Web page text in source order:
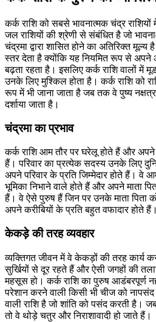
कर्क राशि को सबसे भावनात्मक चंद्र
जल राशियों की श्रेणी से संबंधित है जो
चंद्रमा द्वारा शासित होने का अतिरिक्त
स्तर देता है क्योंकि यह नियमित रूप से
बढ़ता रहता है। इसलिए कर्क राशि वालों में
उनके लिए मुश्किल होता है। कर्क राशि को
रूप में भी जाना जाता है जब तक वे पुष्य
दर्शाया जाता है।
चंद्रमा का प्रभाव
कर्क राशि आम तौर पर घरेलू होते हैं और अपने
हैं। परिवार का प्रत्येक सदस्य उनके लिए
अपने परिवार के प्रति जिम्मेदार होते हैं। वे
भूमिका निभाने वाले होते हैं और अपने माता
हैं। वे ऐसे पुरुष हैं जिन पर उनके माता पिता
अपने करीबियों के प्रति बहुत वफादार होते हैं।
केकड़े की तरह व्यवहार
व्यक्तिगत जीवन में वे केकड़ों की तरह कार्य
सुर्खियों से दूर रहते हैं और ऐसी जगहों की
महसूस हो। कर्क राशि का पुरुष आडंबरपूर्ण
परेशान करने वाली किसी भी चीज को
वाली राशि है जो शांति को पसंद करती है।
तो वे थोड़े चतुर और निराशावादी हो जाते हैं।